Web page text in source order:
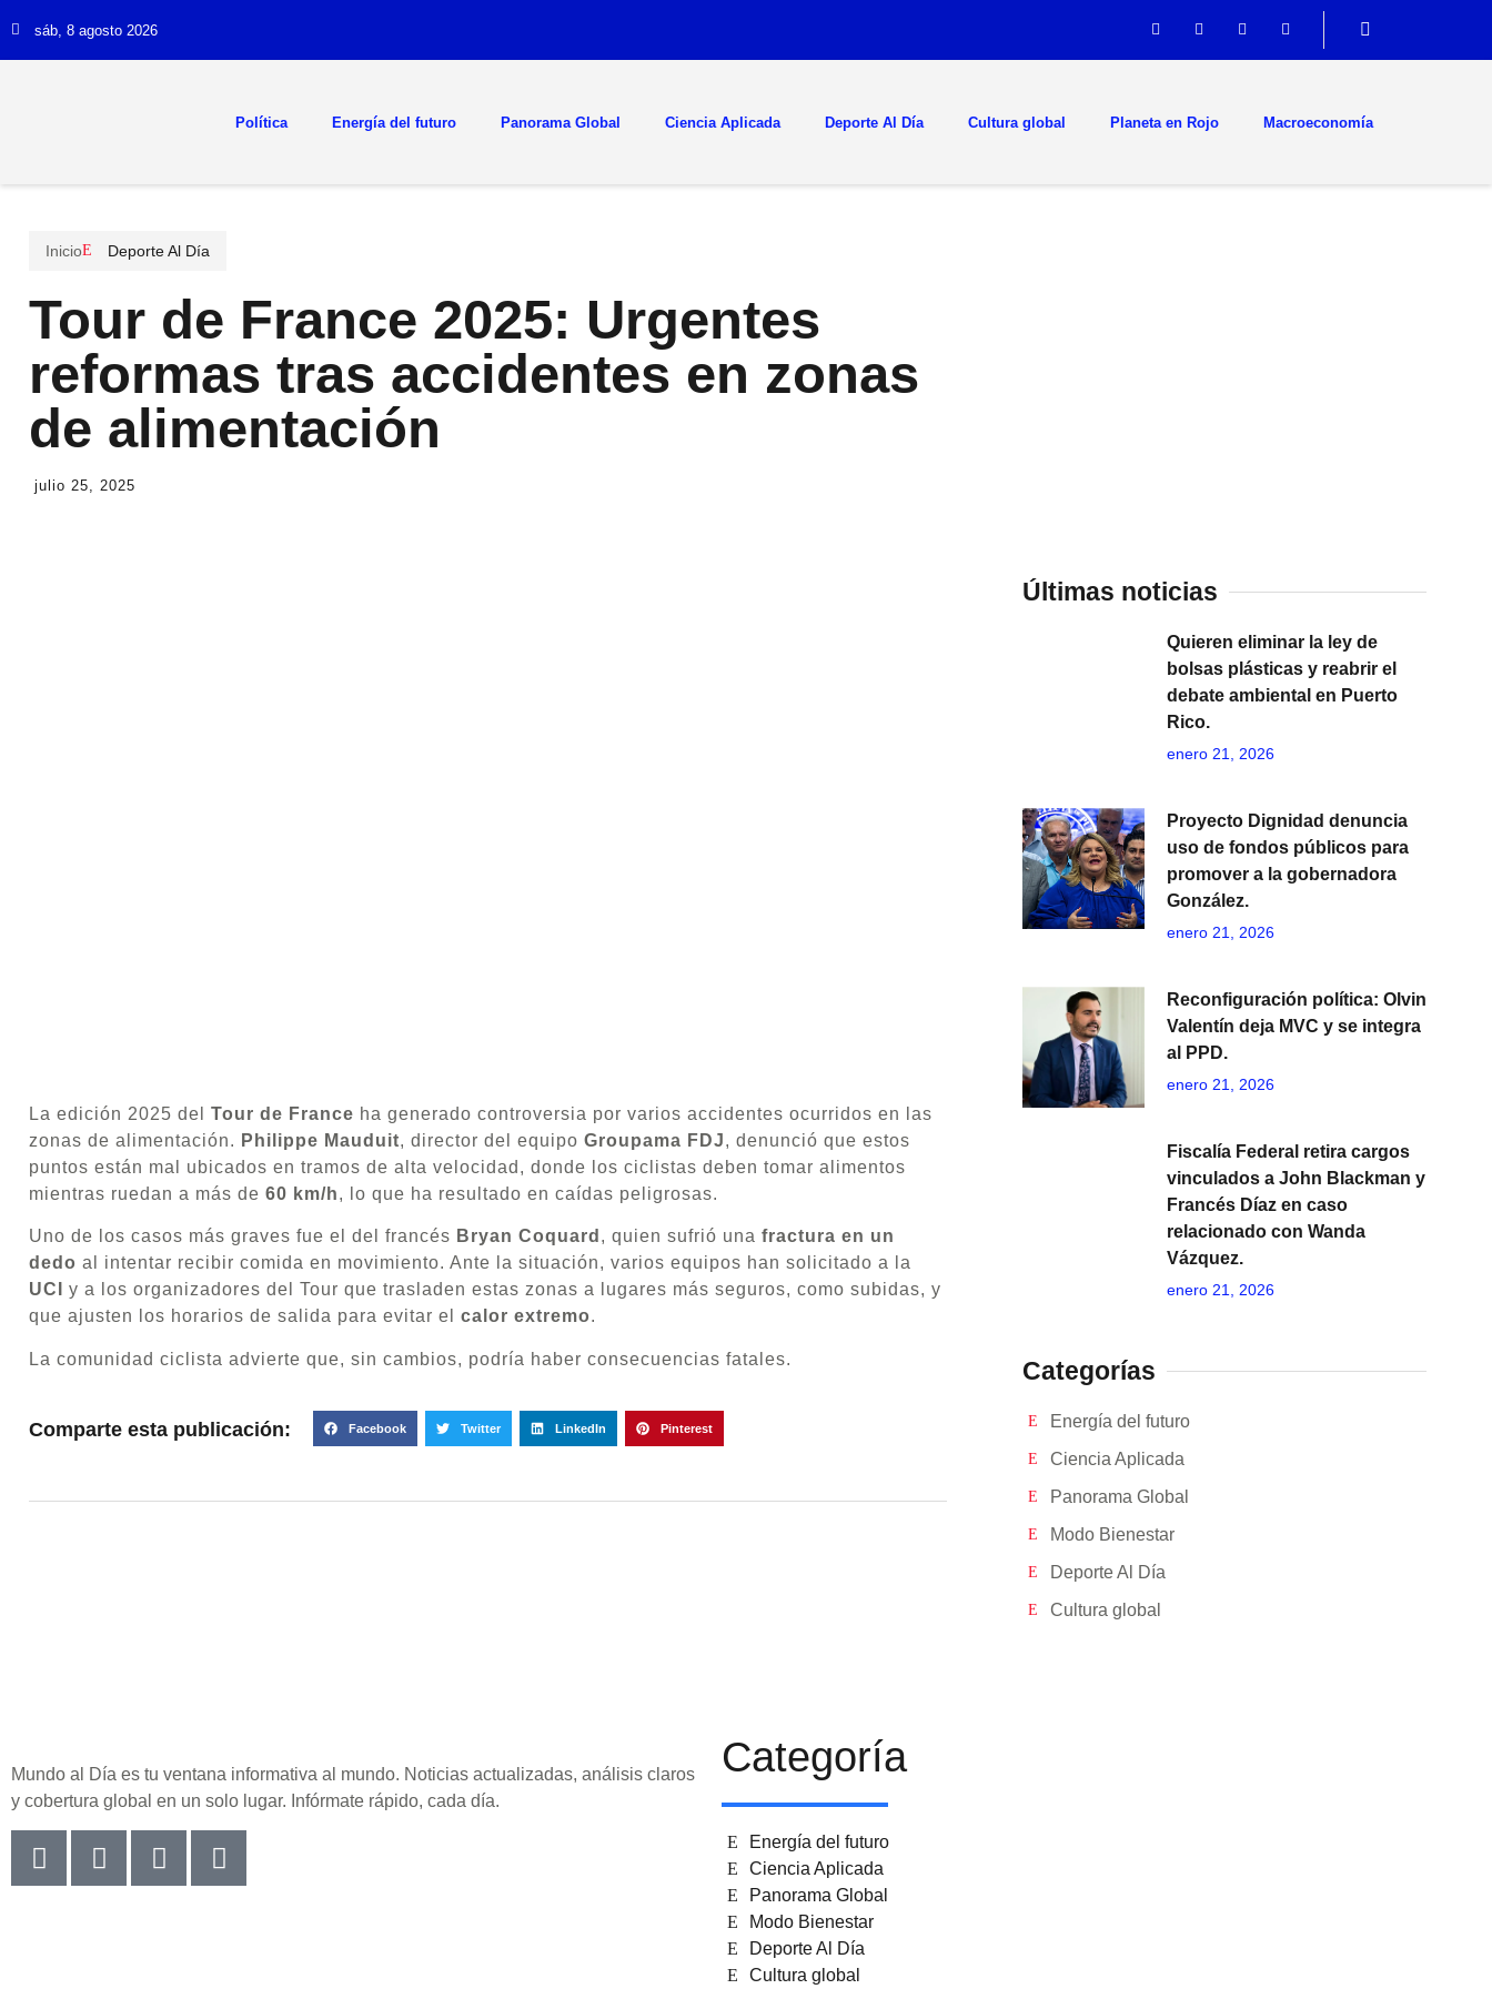
sáb, 8 agosto 2026
Política Energía del futuro Panorama Global Ciencia Aplicada Deporte Al Día Cultura global Planeta en Rojo Macroeconomía
Inicio Deporte Al Día
Tour de France 2025: Urgentes
reformas tras accidentes en zonas
de alimentación
julio 25, 2025
La edición 2025 del Tour de France ha generado controversia por varios accidentes ocurridos en las
zonas de alimentación. Philippe Mauduit, director del equipo Groupama FDJ, denunció que estos
puntos están mal ubicados en tramos de alta velocidad, donde los ciclistas deben tomar alimentos
mientras ruedan a más de 60 km/h, lo que ha resultado en caídas peligrosas.
Uno de los casos más graves fue el del francés Bryan Coquard , quien sufrió una fractura en un
dedo al intentar recibir comida en movimiento. Ante la situación, varios equipos han solicitado a la
UCI
y a los organizadores del Tour que trasladen estas zonas a lugares más seguros, como subidas, y
que ajusten los horarios de salida para evitar el calor extremo.
La comunidad ciclista advierte que, sin cambios, podría haber consecuencias fatales.
Comparte esta publicación: Facebook Twitter LinkedIn Pinterest
Últimas noticias
Quieren eliminar la ley de
bolsas plásticas y reabrir el
debate ambiental en Puerto
Rico.
enero 21, 2026
Proyecto Dignidad denuncia
uso de fondos públicos para
promover a la gobernadora
González.
enero 21, 2026
Reconfiguración política: Olvin
Valentín deja MVC y se integra
al PPD.
enero 21, 2026
Fiscalía Federal retira cargos
vinculados a John Blackman y
Francés Díaz en caso
relacionado con Wanda
Vázquez.
enero 21, 2026
Categorías
Energía del futuro
Ciencia Aplicada
Panorama Global
Modo Bienestar
Deporte Al Día
Cultura global
Mundo al Día es tu ventana informativa al mundo. Noticias actualizadas, análisis claros
y cobertura global en un solo lugar. Infórmate rápido, cada día.
Categoría
Energía del futuro
Ciencia Aplicada
Panorama Global
Modo Bienestar
Deporte Al Día
Cultura global